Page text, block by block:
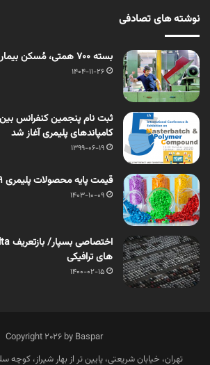
نوشته های تصادفی
بسته 700 همتی، مُسکن بیماری مزمن صنعت
1404-11-26
ثبت نام پنجمین کنفرانس
کامپاندهای پلیمری آغاز شد
1399-06-19
قیمت پایه محصولات پلیمری 9 دی ماه اعلام شد
1403-10-09
های ترافیکی
1400-02-15
Copyright 2026 by Baspar
تهران، خیابان شریعتی، پایین تر از بهار شیراز، کوچه سلطانی،